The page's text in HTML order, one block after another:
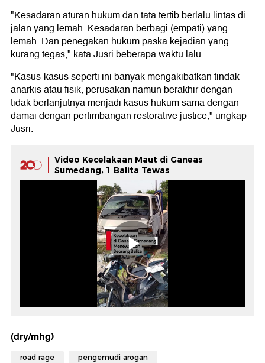
"Kesadaran aturan hukum dan tata tertib berlalu lintas di
jalan yang lemah. Kesadaran berbagi (empati) yang
lemah. Dan penegakan hukum paska kejadian yang
kurang tegas," kata Jusri beberapa waktu lalu.
"Kasus-kasus seperti ini banyak mengakibatkan tindak
anarkis atau fisik, perusakan namun berakhir dengan
tidak berlanjutnya menjadi kasus hukum sama dengan
damai dengan pertimbangan restorative justice," ungkap
Jusri.
Video Kecelakaan Maut di Ganeas
Sumedang, 1 Balita Tewas
(dry/mhg)
road rage pengemudi arogan